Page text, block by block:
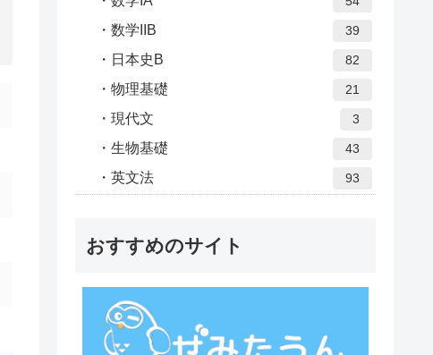
数学IIB 39
日本史B 82
物理基礎 21
現代文 3
生物基礎 43
英文法 93
おすすめのサイト